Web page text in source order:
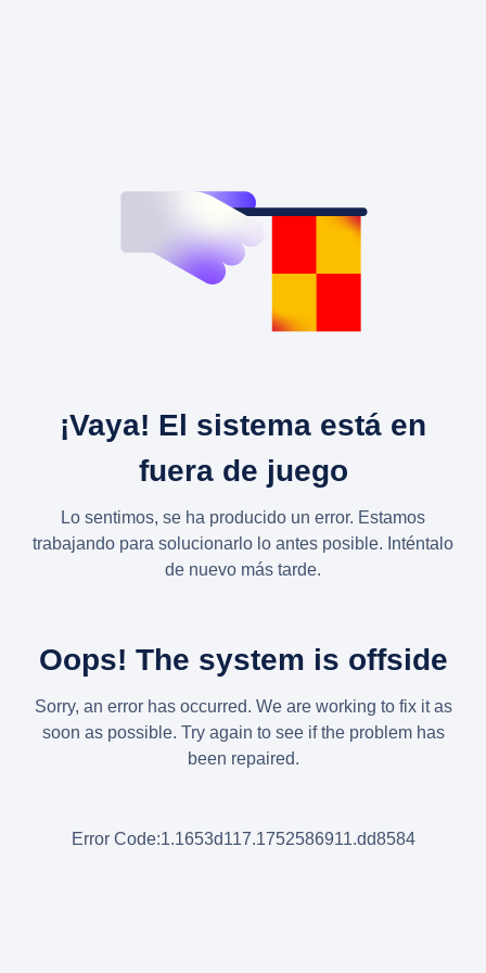
¡Vaya! El sistema está en
fuera de juego
Lo sentimos, se ha producido un error. Estamos
trabajando para solucionarlo lo antes posible. Inténtalo
de nuevo más tarde.
Oops! The system is offside
Sorry, an error has occurred. We are working to fix it as
soon as possible. Try again to see if the problem has
been repaired.
Error Code:1.1653d117.1752586911.dd8584